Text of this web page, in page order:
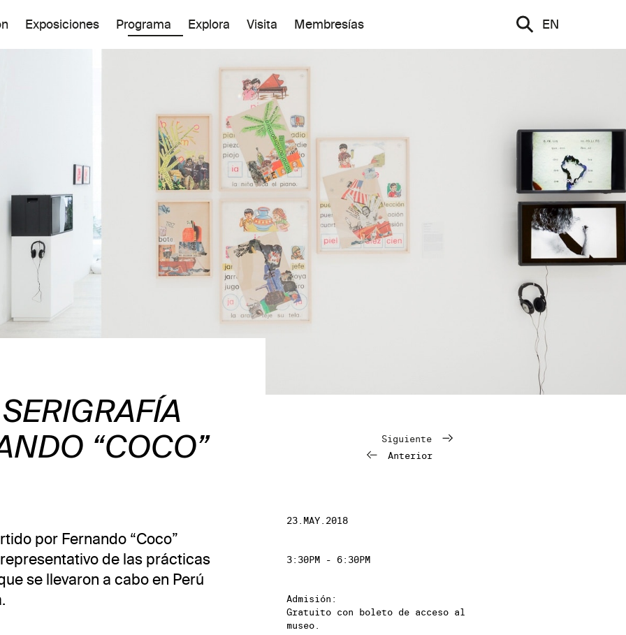
Exposiciones Programa Explora Visita Membresías EN
Siguiente
Anterior
23.MAY.2018
3:30PM - 6:30PM
Admisión:
Gratuito con boleto de acceso al
museo.
“COCO”
por Fernando “Coco”
de las prácticas
se llevaron a cabo en Perú